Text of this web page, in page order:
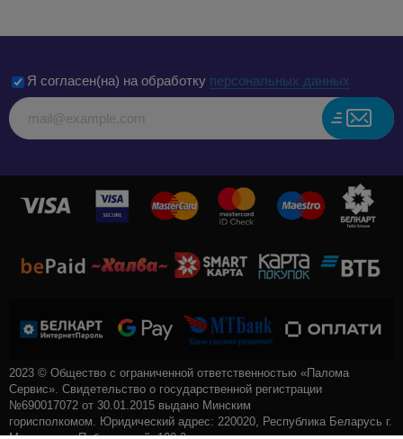
Я согласен(на) на обработку персональных данных
2023 © Общество с ограниченной ответственностью «Палома
Сервис». Свидетельство о государственной регистрации
№690017072 от 30.01.2015 выдано Минским
горисполкомом. Юридический адрес: 220020, Республика Беларусь г.